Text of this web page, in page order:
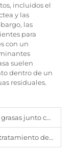
incluidos el
y las
las
para
con un
suelen
dentro de un
residuales.
de pretratamiento?
de alta concentración.